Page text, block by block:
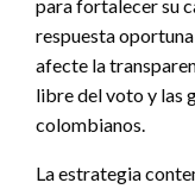
para fortalecer su
respuesta
afecte la
libre del voto y las
colombianos.
La estrategia